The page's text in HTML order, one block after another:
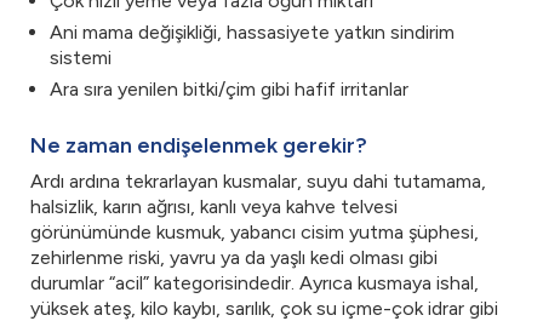
Ani mama değişikliği, hassasiyete yatkın sindirim
sistemi
Ara sıra yenilen bitki/çim gibi hafif irritanlar
Ne zaman endişelenmek gerekir?
Ardı ardına tekrarlayan kusmalar, suyu dahi tutamama,
halsizlik, karın ağrısı, kanlı veya kahve telvesi
görünümünde kusmuk, yabancı cisim yutma şüphesi,
zehirlenme riski, yavru ya da yaşlı kedi olması gibi
durumlar “acil” kategorisindedir. Ayrıca kusmaya ishal,
yüksek ateş, kilo kaybı, sarılık, çok su içme-çok idrar gibi